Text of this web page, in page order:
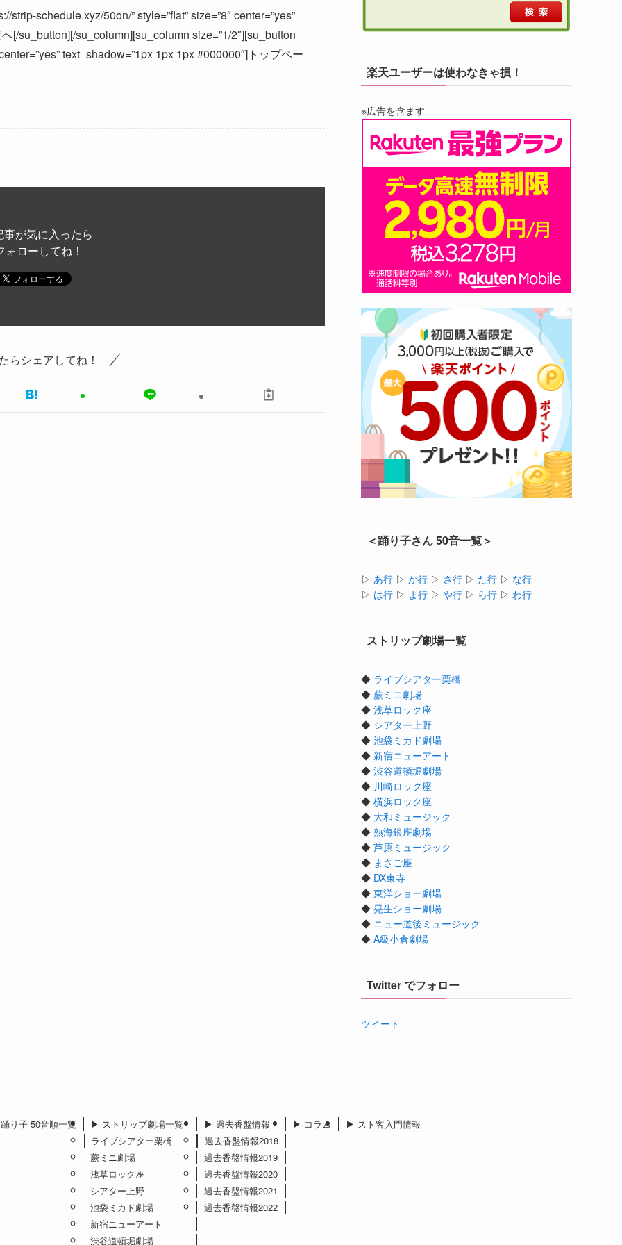
schedule.xyz/50on/” style=”flat” size=”8″ center=”yes”
su_button][/su_column][su_column size=”1/2″][su_button
text_shadow=”1px 1px 1px #000000″]トップペー
事が気に入ったら
ローしてね！
らシェアしてね！
楽天ユーザーは使わなきゃ損！
※広告を含ます
＜踊り子さん 50音一覧＞
▷ あ行 ▷ か行 ▷ さ行 ▷ た行 ▷ な行
▷ は行 ▷ ま行 ▷ や行 ▷ ら行 ▷ わ行
ストリップ劇場一覧
◆ ライブシアター栗橋
◆ 蕨ミニ劇場
◆ 浅草ロック座
◆ シアター上野
◆ 池袋ミカド劇場
◆ 新宿ニューアート
◆ 渋谷道頓堀劇場
◆ 川崎ロック座
◆ 横浜ロック座
◆ 大和ミュージック
◆ 熱海銀座劇場
◆ 芦原ミュージック
◆ まさご座
◆ DX東寺
◆ 東洋ショー劇場
◆ 晃生ショー劇場
◆ ニュー道後ミュージック
◆ A級小倉劇場
Twitter でフォロー
ツイート
り子 50音順一覧
▶︎ ストリップ劇場一覧
ライブシアター栗橋
蕨ミニ劇場
浅草ロック座
シアター上野
池袋ミカド劇場
新宿ニューアート
渋谷道頓堀劇場
▶︎ 過去香盤情報
過去香盤情報2018
過去香盤情報2019
過去香盤情報2020
過去香盤情報2021
過去香盤情報2022
▶︎ コラム ▶︎ スト客入門情報